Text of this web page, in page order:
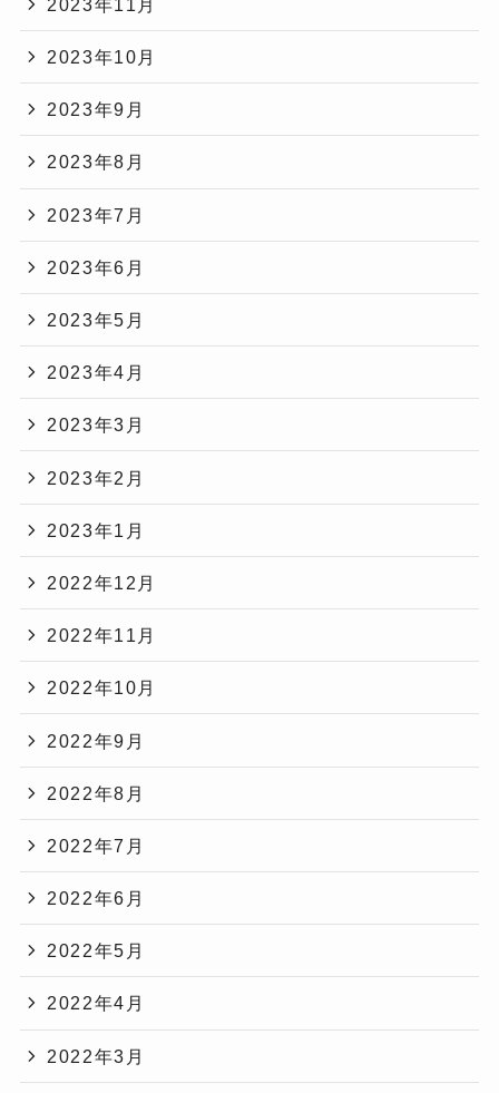
2023年11月
2023年10月
2023年9月
2023年8月
2023年7月
2023年6月
2023年5月
2023年4月
2023年3月
2023年2月
2023年1月
2022年12月
2022年11月
2022年10月
2022年9月
2022年8月
2022年7月
2022年6月
2022年5月
2022年4月
2022年3月